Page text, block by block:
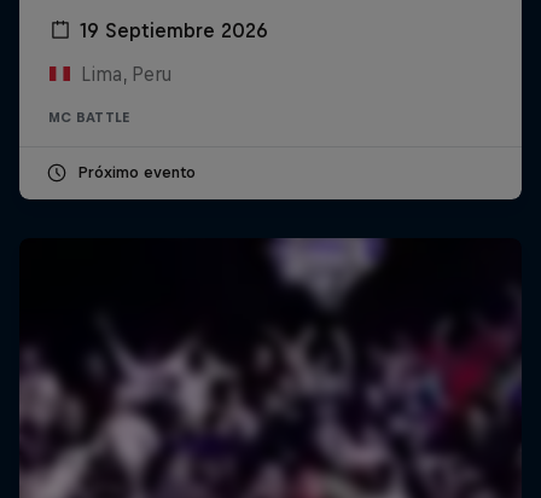
19 Septiembre 2026
Lima, Peru
MC BATTLE
Próximo evento